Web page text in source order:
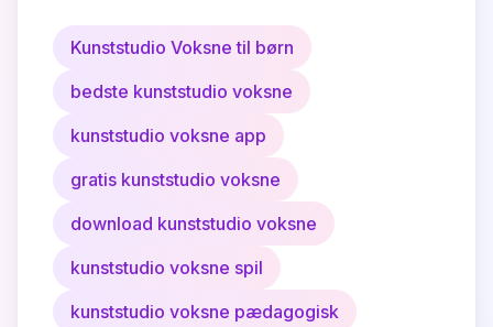
Kunststudio Voksne til børn
bedste kunststudio voksne
kunststudio voksne app
gratis kunststudio voksne
download kunststudio voksne
kunststudio voksne spil
kunststudio voksne pædagogisk